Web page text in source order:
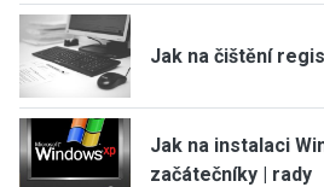
Jak na čištění
Jak na instalaci
začátečníky | rady